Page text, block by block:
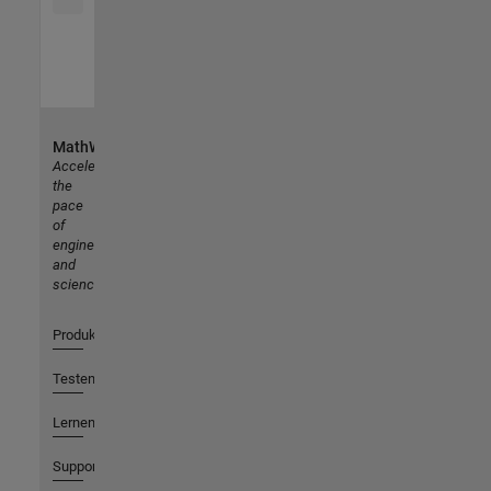
MathWorks
Accelerating
the
pace
of
engineering
and
science
Produkte
Testen oder Kaufen
Lernen
Support